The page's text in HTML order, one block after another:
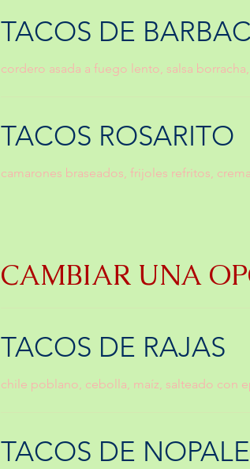
TACOS DE
cordero asada a fuego lento, salsa
TACOS ROSARITO
camarones braseados, frijoles refritos,
CAMBIAR UNA
TACOS DE RAJAS
chile poblano, cebolla, maíz, salteado con
TACOS DE